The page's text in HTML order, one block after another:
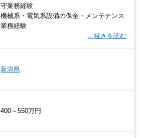
守業務経験
機械系・電気系設備の保全・メンテナンス
業務経験
…続きを読む
新潟県
400～550万円